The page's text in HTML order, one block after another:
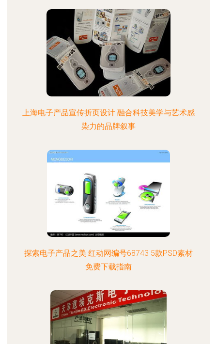
上海电子产品宣传折页设计 融合科技美学与艺术感
染力的品牌叙事
探索电子产品之美 红动网编号68743 5款PSD素材
免费下载指南